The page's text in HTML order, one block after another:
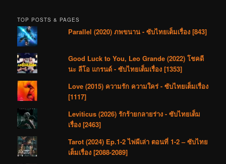
TOP POSTS & PAGES
Parallel (2020) ภพขนาน - ซับไทยเต็มเรื่อง [843]
Good Luck to You, Leo Grande (2022) โชคดี
นะ ลีโอ แกรนด์ - ซับไทยเต็มเรื่อง [1353]
Love (2015) ความรัก ความใคร่ - ซับไทยเต็มเรื่อง
[1117]
Leviticus (2026) รักร้ายกลายร่าง - ซับไทยเต็ม
เรื่อง [2463]
Tarot (2024) Ep.1-2 ไพ่ผีเล่า ตอนที่ 1-2 – ซับไทย
เต็มเรื่อง [2088-2089]